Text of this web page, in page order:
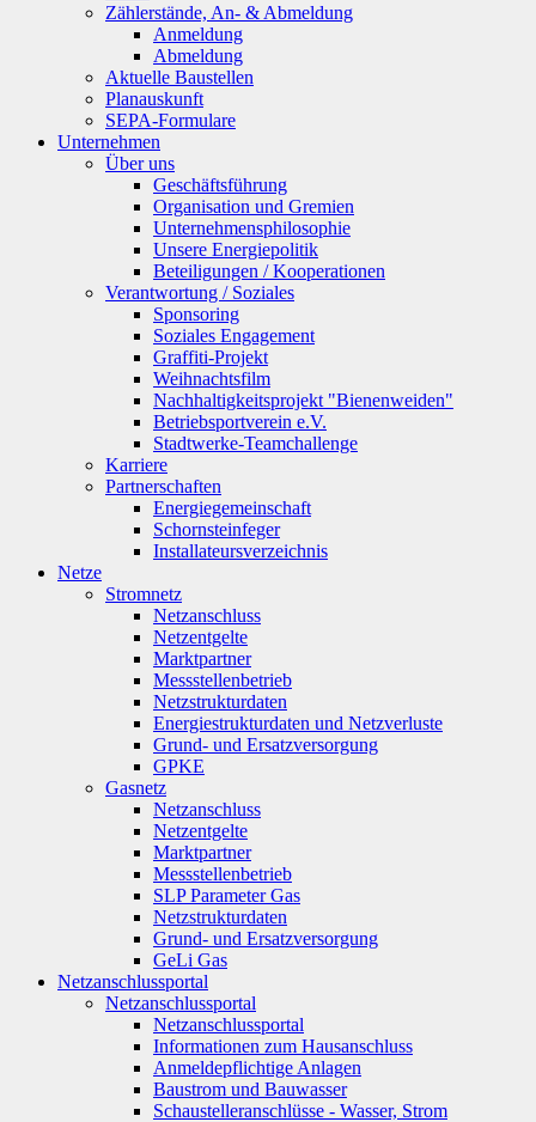
Zählerstände, An- & Abmeldung
Anmeldung
Abmeldung
Aktuelle Baustellen
Planauskunft
SEPA-Formulare
Unternehmen
Über uns
Geschäftsführung
Organisation und Gremien
Unternehmensphilosophie
Unsere Energiepolitik
Beteiligungen / Kooperationen
Verantwortung / Soziales
Sponsoring
Soziales Engagement
Graffiti-Projekt
Weihnachtsfilm
Nachhaltigkeitsprojekt "Bienenweiden"
Betriebsportverein e.V.
Stadtwerke-Teamchallenge
Karriere
Partnerschaften
Energiegemeinschaft
Schornsteinfeger
Installateursverzeichnis
Netze
Stromnetz
Netzanschluss
Netzentgelte
Marktpartner
Messstellenbetrieb
Netzstrukturdaten
Energiestrukturdaten und Netzverluste
Grund- und Ersatzversorgung
GPKE
Gasnetz
Netzanschluss
Netzentgelte
Marktpartner
Messstellenbetrieb
SLP Parameter Gas
Netzstrukturdaten
Grund- und Ersatzversorgung
GeLi Gas
Netzanschlussportal
Netzanschlussportal
Netzanschlussportal
Informationen zum Hausanschluss
Anmeldepflichtige Anlagen
Baustrom und Bauwasser
Schaustelleranschlüsse - Wasser, Strom